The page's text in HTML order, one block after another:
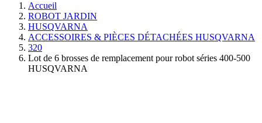
Accueil
ROBOT JARDIN
HUSQVARNA
ACCESSOIRES & PIÈCES DÉTACHÉES HUSQVARNA
320
Lot de 6 brosses de remplacement pour robot séries 400-500
HUSQVARNA